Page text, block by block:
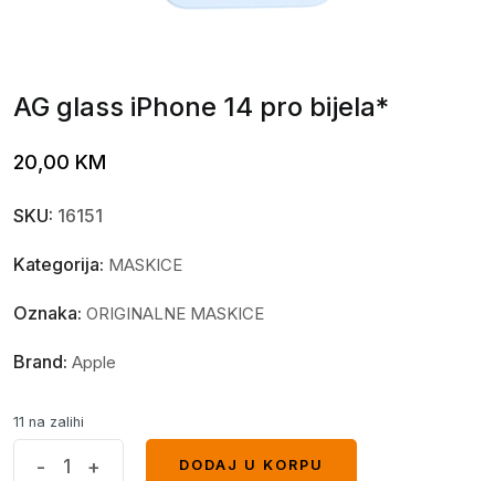
AG glass iPhone 14 pro bijela*
20,00 KM
SKU: 16151
Kategorija: MASKICE
Oznaka: ORIGINALNE MASKICE
Brand: Apple
11 na zalihi
- +
DODAJ U KORPU